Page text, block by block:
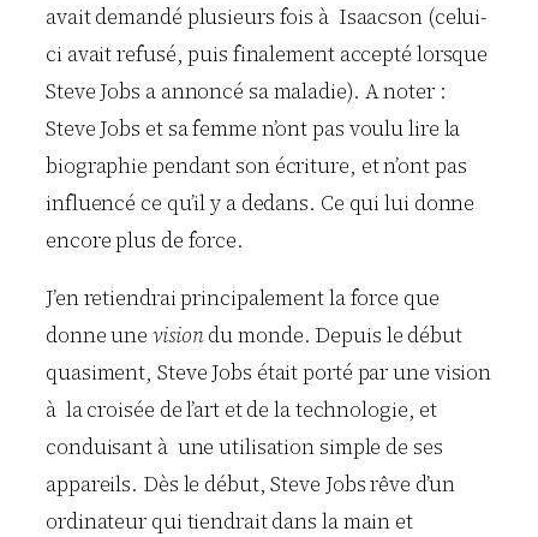
avait demandé plusieurs fois à Isaacson (celui-
ci avait refusé, puis finalement accepté lorsque
Steve Jobs a annoncé sa maladie). A noter :
Steve Jobs et sa femme n’ont pas voulu lire la
biographie pendant son écriture, et n’ont pas
influencé ce qu’il y a dedans. Ce qui lui donne
encore plus de force.
J’en retiendrai principalement la force que
donne unevisiondu monde. Depuis le début
quasiment, Steve Jobs était porté par une vision
à la croisée de l’art et de la technologie, et
conduisant à une utilisation simple de ses
appareils. Dès le début, Steve Jobs rêve d’un
ordinateur qui tiendrait dans la main et